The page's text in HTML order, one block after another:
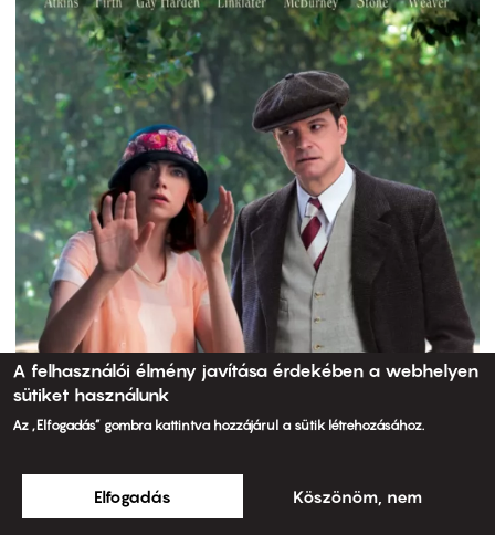
A felhasználói élmény javítása érdekében a webhelyen
sütiket használunk
Az „Elfogadás” gombra kattintva hozzájárul a sütik létrehozásához.
Elfogadás Köszönöm, nem